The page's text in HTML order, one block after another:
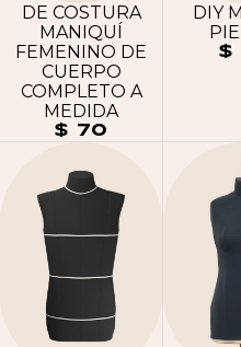
DE COSTURA
MANIQUÍ
FEMENINO DE
CUERPO
COMPLETO A
MEDIDA
$ 70
DIY
$